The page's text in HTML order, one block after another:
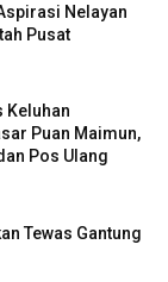
Nelayan
Pusat
Keluhan
Puan Maimun,
Pos Ulang
Tewas Gantung